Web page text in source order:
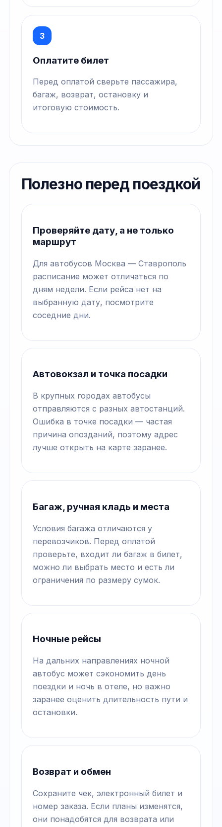
3
Оплатите билет
Перед оплатой сверьте пассажира,
багаж, возврат, остановку и
итоговую стоимость.
Полезно перед поездкой
Проверяйте дату, а не только
маршрут
Для автобусов Москва — Ставрополь
расписание может отличаться по
дням недели. Если рейса нет на
выбранную дату, посмотрите
соседние дни.
Автовокзал и точка посадки
В крупных городах автобусы
отправляются с разных автостанций.
Ошибка в точке посадки — частая
причина опозданий, поэтому адрес
лучше открыть на карте заранее.
Багаж, ручная кладь и места
Условия багажа отличаются у
перевозчиков. Перед оплатой
проверьте, входит ли багаж в билет,
можно ли выбрать место и есть ли
ограничения по размеру сумок.
Ночные рейсы
На дальних направлениях ночной
автобус может сэкономить день
поездки и ночь в отеле, но важно
заранее оценить длительность пути и
остановки.
Возврат и обмен
Сохраните чек, электронный билет и
номер заказа. Если планы изменятся,
они понадобятся для возврата или